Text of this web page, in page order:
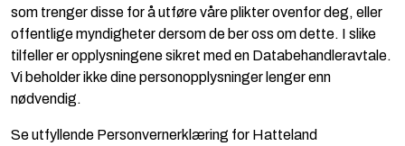
som trenger disse for å utføre våre plikter ovenfor deg, eller
offentlige myndigheter dersom de ber oss om dette. I slike
tilfeller er opplysningene sikret med en Databehandleravtale.
Vi beholder ikke dine personopplysninger lenger enn
nødvendig.
Se utfyllende Personvernerklæring for Hatteland
Kurs og eventer
Infosenter